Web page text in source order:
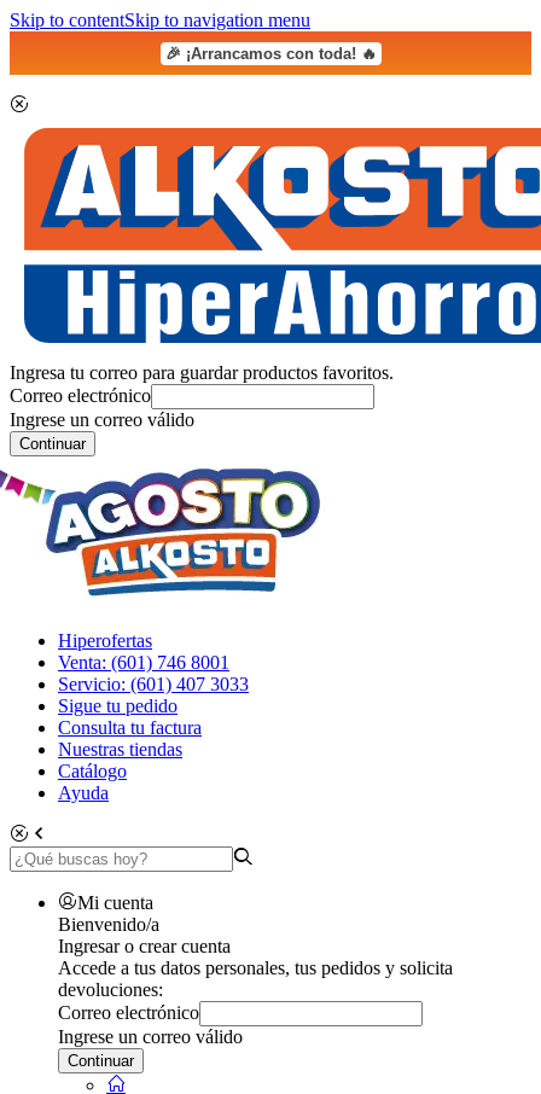
Skip to contentSkip to navigation menu
🎉 ¡Arrancamos con toda! 🔥
Ingresa tu correo para guardar productos favoritos.
Correo electrónico
Ingrese un correo válido
Continuar
Hiperofertas
Venta: (601) 746 8001
Servicio: (601) 407 3033
Sigue tu pedido
Consulta tu factura
Nuestras tiendas
Catálogo
Ayuda
Mi cuenta
Bienvenido/a
Ingresar o crear cuenta
Accede a tus datos personales, tus pedidos y solicita
devoluciones:
Correo electrónico
Ingrese un correo válido
Continuar